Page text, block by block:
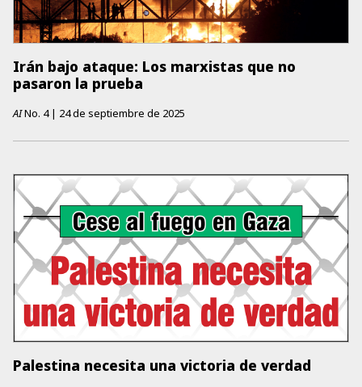
Irán bajo ataque: Los marxistas que no
pasaron la prueba
AINo. 4 | 24 de septiembre de 2025
Palestina necesita una victoria de verdad